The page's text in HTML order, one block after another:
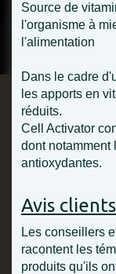
Source de
l'organisme à
l'alimentation
Dans le cadre
les apports en
réduits.
Cell Activator
dont notamment
antioxydantes.
Avis clients
Les conseillers
racontent les
produits qu'ils